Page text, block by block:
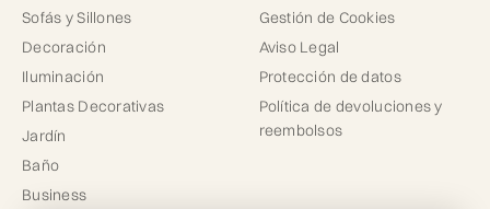
Sofás y Sillones
Decoración
Iluminación
Plantas Decorativas
Jardín
Baño
Business
Gestión de Cookies
Aviso Legal
Protección de datos
Política de devoluciones y
reembolsos